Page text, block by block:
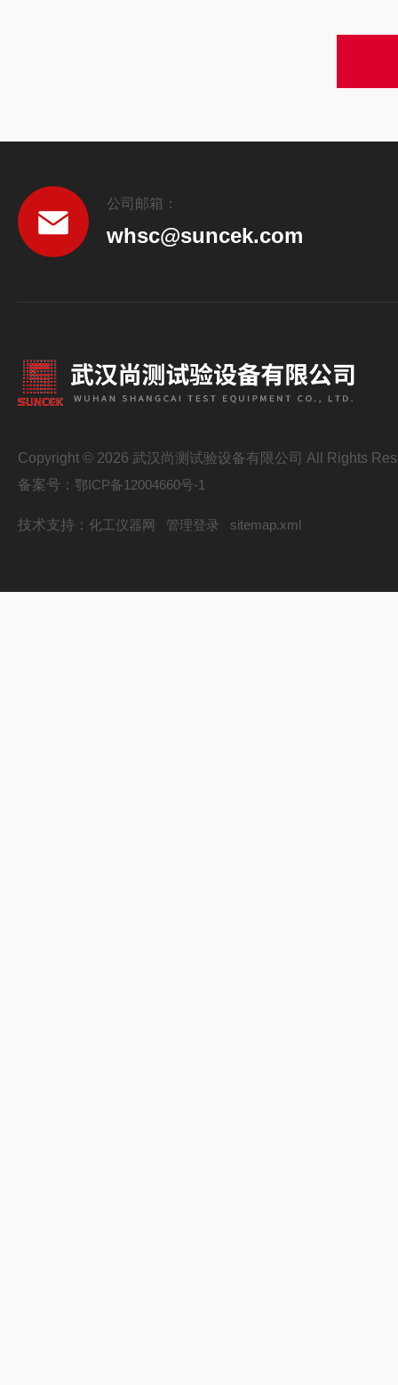
公司邮箱：
whsc@suncek.com
Copyright © 2026 武汉尚测试验设备有限公司 All Rights
备案号： 鄂ICP备12004660号-1
技术支持： 化工仪器网 管理登录 sitemap.xml